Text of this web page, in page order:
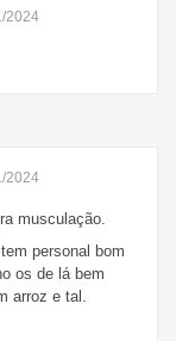
2024
2024
musculação.
personal bom
os de lá bem
arroz e tal.